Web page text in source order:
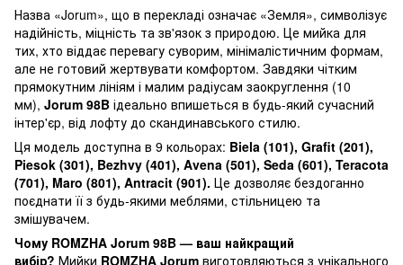
Назва «Jorum», що в перекладі означає «Земля», символізує
надійність, міцність та зв'язок з природою. Це мийка для
тих, хто віддає перевагу суворим, мінімалістичним формам,
але не готовий жертвувати комфортом. Завдяки чітким
прямокутним лініям і малим радіусам заокруглення (10
мм), Jorum 98B ідеально впишеться в будь-який сучасний
інтер'єр, від лофту до скандинавського стилю.
Ця модель доступна в 9 кольорах: Biela (101), Grafit (201),
Piesok (301), Bezhvy (401), Avena (501), Seda (601), Teracota
(701), Maro (801), Antracit (901). Це дозволяє бездоганно
поєднати її з будь-якими меблями, стільницею та
змішувачем.
Чому ROMZHA Jorum 98B — ваш найкращий
вибір? Мийки ROMZHA Jorum виготовляються з унікального